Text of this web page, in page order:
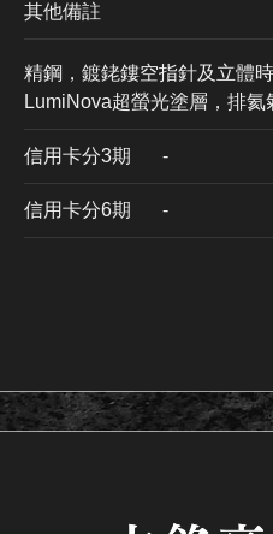
其他備註
精鋼，鍍銠鏤空指針及立體
LumiNova超螢光塗層⁠，排氦
信用卡分3期 ​-
信用卡分6期 -